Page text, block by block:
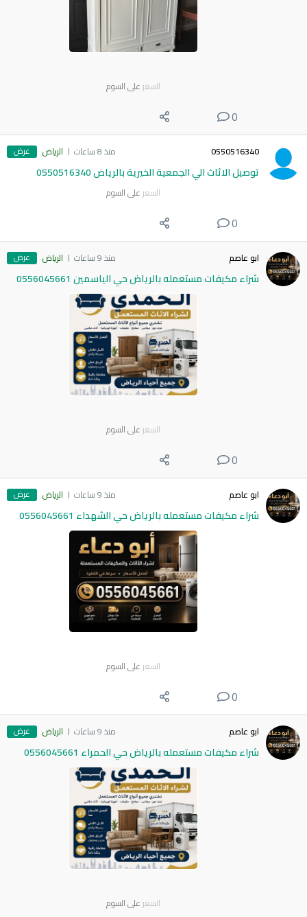
السعر على السوم
0
0550516340 منذ 8 ساعات الرياض عرض
توصيل الاثاث الي الجمعية الخيرية بالرياض 0550516340
السعر على السوم
0
ابو عاصم منذ 9 ساعات الرياض عرض
شراء مكيفات مستعمله بالرياض حي الياسمين 0556045661
السعر على السوم
0
ابو عاصم منذ 9 ساعات الرياض عرض
شراء مكيفات مستعمله بالرياض حي الشهداء 0556045661
السعر على السوم
0
ابو عاصم منذ 9 ساعات الرياض عرض
شراء مكيفات مستعمله بالرياض حي الحمراء 0556045661
السعر على السوم